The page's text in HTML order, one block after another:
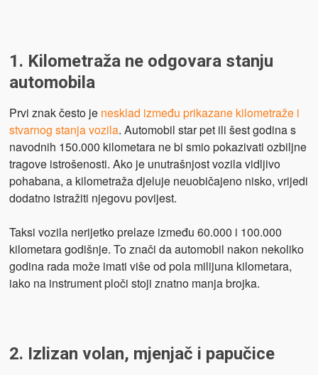
1. Kilometraža ne odgovara stanju
automobila
Prvi znak često je nesklad između prikazane kilometraže i
stvarnog stanja vozila. Automobil star pet ili šest godina s
navodnih 150.000 kilometara ne bi smio pokazivati ozbiljne
tragove istrošenosti. Ako je unutrašnjost vozila vidljivo
pohabana, a kilometraža djeluje neuobičajeno nisko, vrijedi
dodatno istražiti njegovu povijest.
Taksi vozila nerijetko prelaze između 60.000 i 100.000
kilometara godišnje. To znači da automobil nakon nekoliko
godina rada može imati više od pola milijuna kilometara,
iako na instrument ploči stoji znatno manja brojka.
2. Izlizan volan, mjenjač i papučice